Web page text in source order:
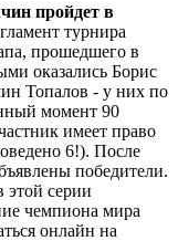
пройдет в
турнира
прошедшего в
оказались Борис
Топалов - у них по
момент 90
имеет право
6!). После
победители.
этой серии
чемпиона мира
онлайн на